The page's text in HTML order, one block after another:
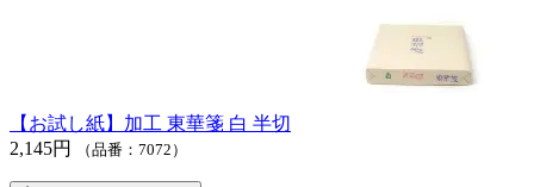
【お試し紙】加工 東華箋 白 半切
2,145円
（品番：7072）